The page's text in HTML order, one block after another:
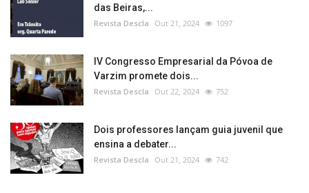
das Beiras,...
Revista Descla Out 21, 2024 1097
IV Congresso Empresarial da Póvoa de
Varzim promete dois...
Revista Descla Out 22, 2024 752
Dois professores lançam guia juvenil que
ensina a debater...
Revista Descla Out 21, 2024 742